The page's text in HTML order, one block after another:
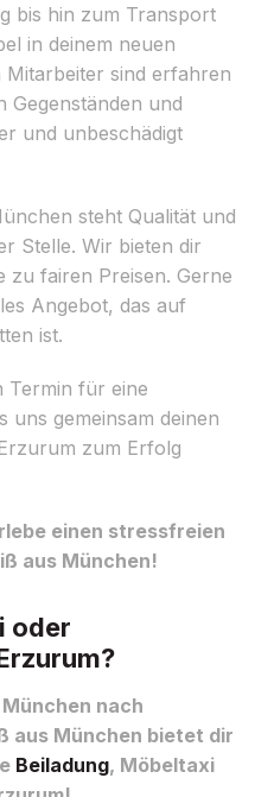
bis hin zum Transport
in deinem neuen
sind erfahren
Gegenständen und
und unbeschädigt
steht Qualität und
Stelle. Wir bieten dir
zu fairen Preisen. Gerne
Angebot, das auf
ist.
Termin für eine
uns gemeinsam deinen
zum Erfolg
einen stressfreien
aus München!
oder
nach
aus München bietet dir
Beiladung, Möbeltaxi